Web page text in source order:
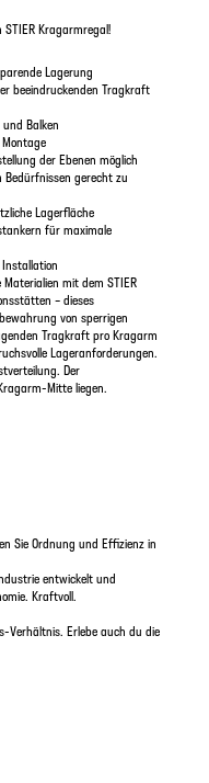
Kragarmregal!
Lagerung
beeindruckenden Tragkraft
Balken
der Ebenen möglich
Bedürfnissen gerecht zu
Lagerfläche
für maximale
mit dem STIER
– dieses
von sperrigen
Tragkraft pro Kragarm
Lageranforderungen.
Der
Mitte liegen.
Sie Ordnung und Effizienz in
entwickelt und
Kraftvoll.
Verhältnis. Erlebe auch du die